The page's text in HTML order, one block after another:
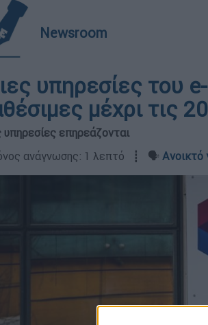
Newsroom
υπηρεσίες του
μέχρι τις
υπηρεσίες επηρεάζονται
ανάγνωσης: 1 λεπτό ┋ 🗣️ Ανοικτό